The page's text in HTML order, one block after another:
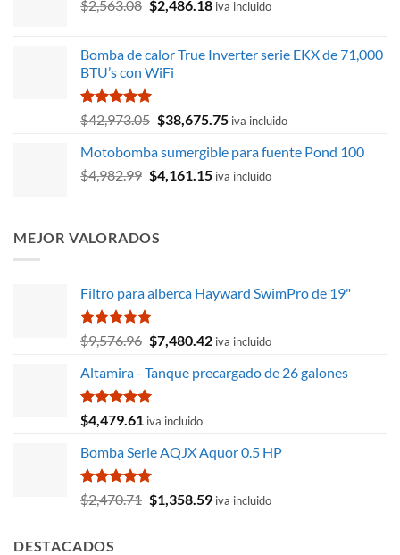
$2,563.08 El
era:
$2,563.08.
$2,486.18El
es:
iva incluido
Bomba de calor True Inverter serie EKX de 71,000
BTU’s con WiFi
Valorado
con
de 5
$42,973.05 El
original
era:
$38,675.75El
actual
es:
iva incluido
Motobomba sumergible para fuente Pond 100
$4,982.99 El
era:
$4,982.99.
$4,161.15Eliva incluido
MEJOR VALORADOS
Filtro para alberca Hayward SwimPro de 19"
Valorado
con
de 5
$9,576.96 El
original
era:
$9,576.96.
$7,480.42El
actual
iva incluido
Altamira - Tanque precargado de 26 galones
Valorado
con
de 5
$4,479.61 iva incluido
Bomba Serie AQJX Aquor 0.5 HP
Valorado
con
$2,470.71 El
$1,358.59Eliva incluido
DESTACADOS